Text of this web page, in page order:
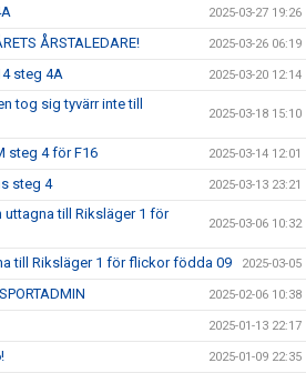
2025-03-27 19:26
ÅRSTALEDARE! 2025-03-26 06:19
steg 4A 2025-03-20 12:14
tog sig tyvärr inte till
2025-03-18 15:10
steg 4 för F16 2025-03-14 12:01
steg 4 2025-03-13 23:21
uttagna till Riksläger 1 för
2025-03-06 10:32
till Riksläger 1 för flickor födda 09 2025-03-05
2025-02-06 10:38
2025-01-13 22:17
2025-01-09 22:35